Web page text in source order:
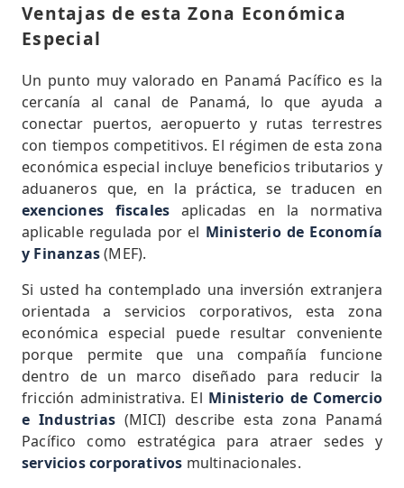
Ventajas de esta Zona Económica
Especial
Un punto muy valorado en Panamá Pacífico es la
cercanía al canal de Panamá, lo que ayuda a
conectar puertos, aeropuerto y rutas terrestres
con tiempos competitivos. El régimen de esta zona
económica especial incluye beneficios tributarios y
aduaneros que, en la práctica, se traducen en
exenciones fiscales aplicadas en la normativa
aplicable regulada por el Ministerio de Economía
y Finanzas(MEF).
Si usted ha contemplado una inversión extranjera
orientada a servicios corporativos, esta zona
económica especial puede resultar conveniente
porque permite que una compañía funcione
dentro de un marco diseñado para reducir la
fricción administrativa. El Ministerio de Comercio
e Industrias (MICI) describe esta zona Panamá
Pacífico como estratégica para atraer sedes y
servicios corporativos multinacionales.